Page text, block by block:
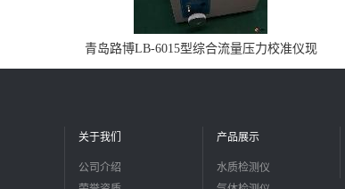
青岛路博LB-6015型综合流量压力校准仪现
货
关于我们
公司介绍
产品展示
水质检测仪